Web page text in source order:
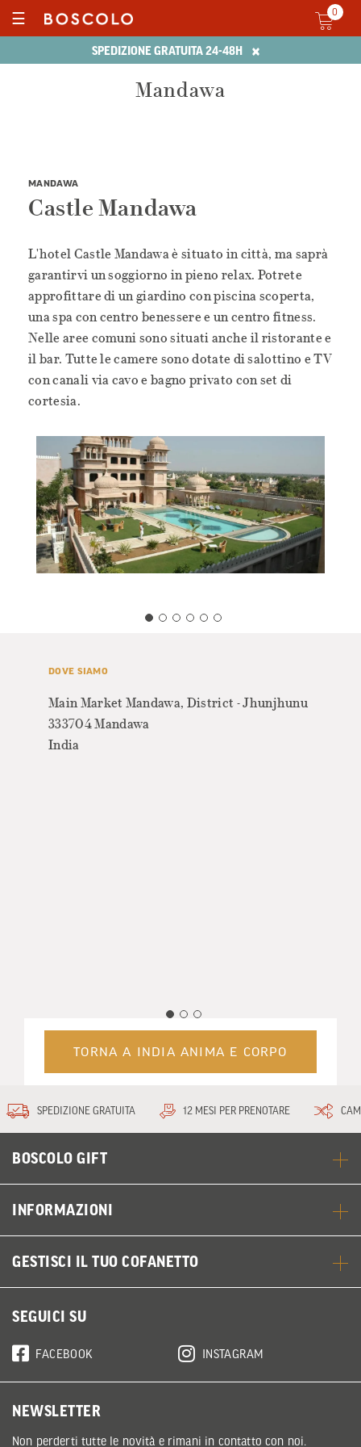
SPEDIZIONE GRATUITA 24-48H ×
☰ 0
Mandawa
MANDAWA
Castle Mandawa
L'hotel Castle Mandawa è situato in città, ma saprà
garantirvi un soggiorno in pieno relax. Potrete
approfittare di un giardino con piscina scoperta,
una spa con centro benessere e un centro fitness.
Nelle aree comuni sono situati anche il ristorante e
il bar. Tutte le camere sono dotate di salottino e TV
con canali via cavo e bagno privato con set di
cortesia.
DOVE SIAMO
Main Market Mandawa, District - Jhunjhunu
333704 Mandawa
India
TORNA A INDIA ANIMA E CORPO
SPEDIZIONE GRATUITA 12 MESI PER PRENOTARE
BOSCOLO GIFT
INFORMAZIONI
GESTISCI IL TUO COFANETTO
SEGUICI SU
FACEBOOK INSTAGRAM
NEWSLETTER
Non perderti tutte le novità e rimani in contatto con noi.